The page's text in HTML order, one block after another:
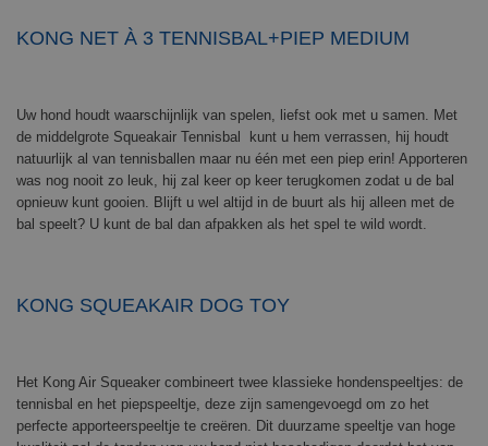
KONG NET À 3 TENNISBAL+PIEP MEDIUM
Uw hond houdt waarschijnlijk van spelen, liefst ook met u samen. Met
de middelgrote Squeakair Tennisbal kunt u hem verrassen, hij houdt
natuurlijk al van tennisballen maar nu één met een piep erin! Apporteren
was nog nooit zo leuk, hij zal keer op keer terugkomen zodat u de bal
opnieuw kunt gooien. Blijft u wel altijd in de buurt als hij alleen met de
bal speelt? U kunt de bal dan afpakken als het spel te wild wordt.
KONG SQUEAKAIR DOG TOY
Het Kong Air Squeaker combineert twee klassieke hondenspeeltjes: de
tennisbal en het piepspeeltje, deze zijn samengevoegd om zo het
perfecte apporteerspeeltje te creëren. Dit duurzame speeltje van hoge